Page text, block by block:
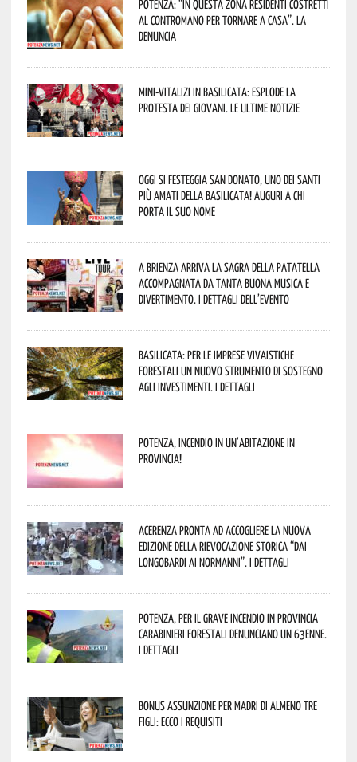
Potenza: “In questa zona residenti costretti
al contromano per tornare a casa”. La
denuncia
Mini-vitalizi in Basilicata: esplode la
protesta dei giovani. Le ultime notizie
Oggi si festeggia San Donato, uno dei Santi
più amati della Basilicata! Auguri a chi
porta il suo nome
A Brienza arriva la Sagra della Patatella
accompagnata da tanta buona musica e
divertimento. I dettagli dell’evento
Basilicata: per le imprese vivaistiche
forestali un nuovo strumento di sostegno
agli investimenti. I dettagli
Potenza, incendio in un’abitazione in
provincia!
Acerenza pronta ad accogliere la nuova
edizione della rievocazione storica “Dai
Longobardi ai Normanni”. I dettagli
Potenza, per il grave incendio in Provincia
Carabinieri forestali denunciano un 63enne.
I dettagli
Bonus assunzione per madri di almeno tre
figli: ecco i requisiti